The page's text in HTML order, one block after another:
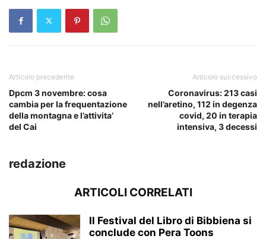
Articolo precedente
Dpcm 3 novembre: cosa
cambia per la frequentazione
della montagna e l’attivita’
del Cai
Articolo successivo
Coronavirus: 213 casi
nell’aretino, 112 in degenza
covid, 20 in terapia
intensiva, 3 decessi
redazione
ARTICOLI CORRELATI
Il Festival del Libro di Bibbiena si
conclude con Pera Toons